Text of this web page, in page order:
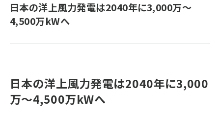
蓄電池 (403)
ngn (280)
大串 (223)
日本の洋上風力発電は2040年に3,000万〜
4,500万kWへ
日本の洋上風力発電は2040年に3,000
万〜4,500万kWへ